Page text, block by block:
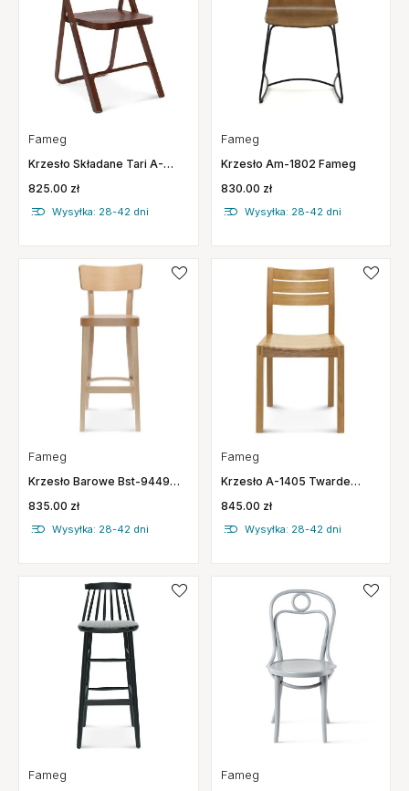
Fameg
Krzesło Składane Tari A-
825.00 zł
Wysyłka: 28-42 dni
Fameg
Krzesło Am-1802 Fameg
830.00 zł
Wysyłka: 28-42 dni
Fameg
Krzesło Barowe Bst-9449
835.00 zł
Wysyłka: 28-42 dni
Fameg
Krzesło A-1405 Twarde
845.00 zł
Wysyłka: 28-42 dni
Fameg Fameg